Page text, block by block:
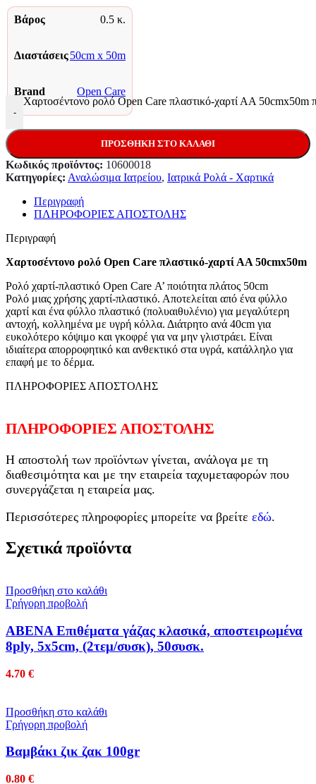
Βάρος 0.5 κ.
Διαστάσεις50cm x 50m
Brand Open Care
-
Χαρτοσέντονο ρολό Open Care πλαστικό-χαρτί ΑΑ 50cmx50m
ΠΡΟΣΘΉΚΗ ΣΤΟ ΚΑΛΆΘΙ
Κωδικός προϊόντος: 10600018
Κατηγορίες: Αναλώσιμα Ιατρείου, Ιατρικά Ρολά - Χαρτικά
Περιγραφή
ΠΛΗΡΟΦΟΡΙΕΣ ΑΠΟΣΤΟΛΗΣ
Περιγραφή
Χαρτοσέντονο ρολό Open Care πλαστικό-χαρτί ΑΑ 50cmx50m
Ρολό χαρτί-πλαστικό Open Care Α’ ποιότητα πλάτος 50cm
Ρολό μιας χρήσης χαρτί-πλαστικό. Αποτελείται από ένα φύλλο
χαρτί και ένα φύλλο πλαστικό (πολυαιθυλένιο) για μεγαλύτερη
αντοχή, κολλημένα με υγρή κόλλα. Διάτρητο ανά 40cm για
ευκολότερο κόψιμο και γκοφρέ για να μην γλιστράει. Είναι
ιδιαίτερα απορροφητικό και ανθεκτικό στα υγρά, κατάλληλο για
επαφή με το δέρμα.
ΠΛΗΡΟΦΟΡΙΕΣ ΑΠΟΣΤΟΛΗΣ
ΠΛΗΡΟΦΟΡΙΕΣ ΑΠΟΣΤΟΛΗΣ
Η αποστολή των προϊόντων γίνεται, ανάλογα με τη
διαθεσιμότητα και με την εταιρεία ταχυμεταφορών που
συνεργάζεται η εταιρεία μας.
Περισσότερες πληροφορίες μπορείτε να βρείτε εδώ.
Σχετικά προϊόντα
Προσθήκη στο καλάθι
Γρήγορη προβολή
ABENA Επιθέματα γάζας κλασικά, αποστειρωμένα
8ply, 5x5cm, (2τεμ/συσκ), 50συσκ.
4.70 €
Προσθήκη στο καλάθι
Γρήγορη προβολή
Βαμβάκι ζικ ζακ 100gr
0.80 €